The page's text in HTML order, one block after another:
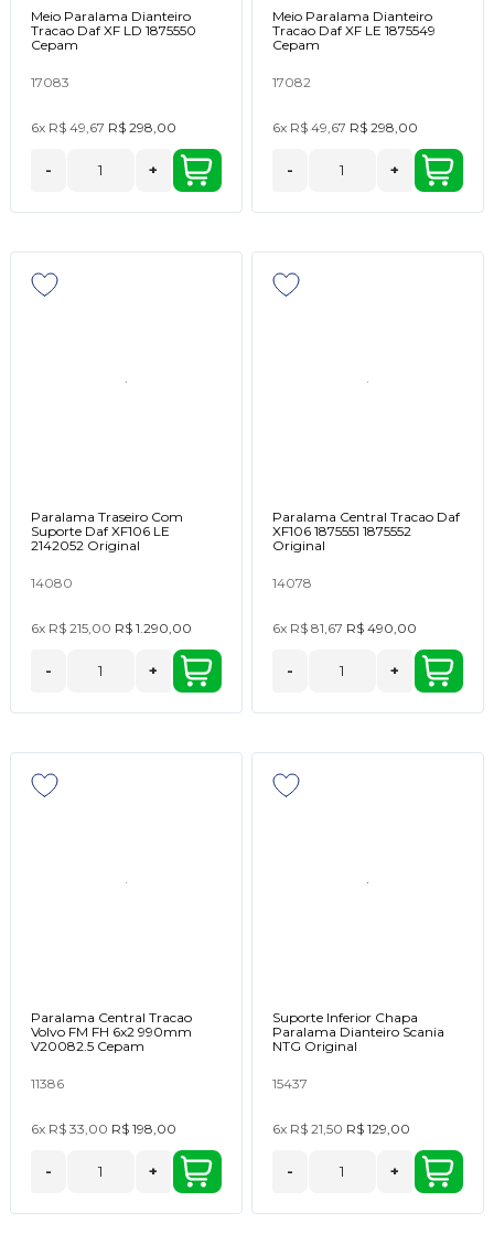
Meio Paralama Dianteiro
Tracao Daf XF LD 1875550
Cepam
17083
6x R$ 49,67 R$ 298,00
- +
Meio Paralama Dianteiro
Tracao Daf XF LE 1875549
Cepam
17082
6x R$ 49,67 R$ 298,00
- +
Paralama Traseiro Com
Suporte Daf XF106 LE
2142052 Original
14080
6x R$ 215,00 R$ 1.290,00
- +
Paralama Central Tracao Daf
XF106 1875551 1875552
Original
14078
6x R$ 81,67 R$ 490,00
- +
Paralama Central Tracao
Volvo FM FH 6x2 990mm
V20082.5 Cepam
11386
6x R$ 33,00 R$ 198,00
- +
Suporte Inferior Chapa
Paralama Dianteiro Scania
NTG Original
15437
6x R$ 21,50 R$ 129,00
- +